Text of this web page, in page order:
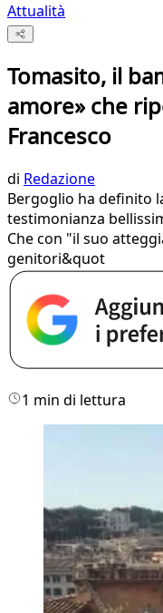
Attualità
Tomasito, il
amore» che
Francesco
di Redazione
Bergoglio ha definito
testimonianza
Che con "il suo
genitori&quot
1 min di lettura